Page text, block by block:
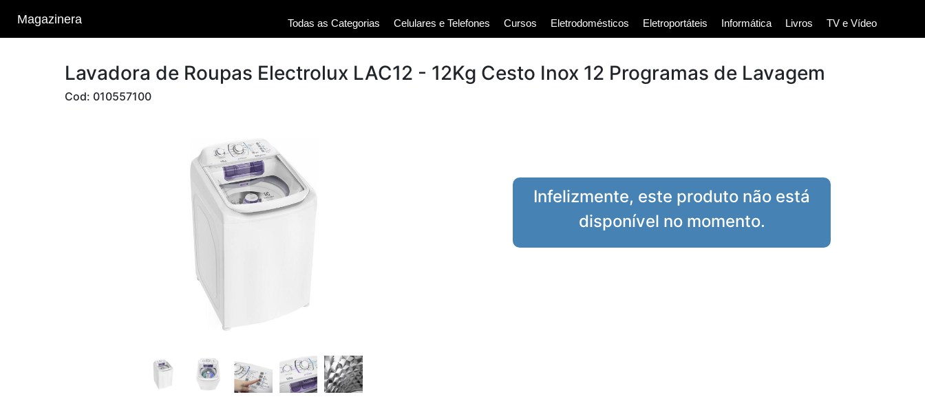
Magazinera Todas as Categorias Celulares e Telefones Cursos Eletrodomésticos Eletroportáteis Informática Livros TV e Vídeo
Lavadora de Roupas Electrolux LAC12 - 12Kg Cesto Inox 12 Programas de Lavagem
Cod: 010557100
Infelizmente, este produto não está
disponível no momento.